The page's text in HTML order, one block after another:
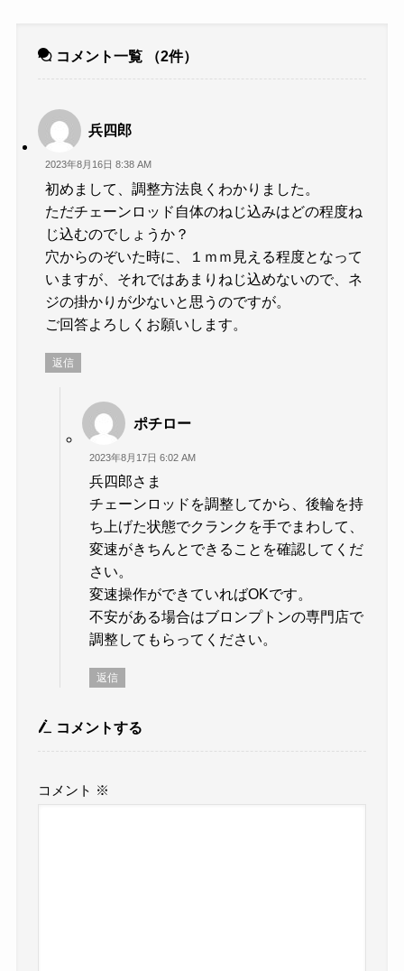
コメント一覧 （2件）
兵四郎
2023年8月16日 8:38 AM
初めまして、調整方法良くわかりました。
ただチェーンロッド自体のねじ込みはどの程度ね
じ込むのでしょうか？
穴からのぞいた時に、１ｍｍ見える程度となって
いますが、それではあまりねじ込めないので、ネ
ジの掛かりが少ないと思うのですが。
ご回答よろしくお願いします。
返信
ポチロー
2023年8月17日 6:02 AM
兵四郎さま
チェーンロッドを調整してから、後輪を持
ち上げた状態でクランクを手でまわして、
変速がきちんとできることを確認してくだ
さい。
変速操作ができていればOKです。
不安がある場合はブロンプトンの専門店で
調整してもらってください。
返信
コメントする
コメント ※